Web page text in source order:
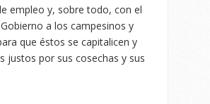
empleo y, sobre todo, con el
a los campesinos y
que éstos se capitalicen y
justos por sus cosechas y sus